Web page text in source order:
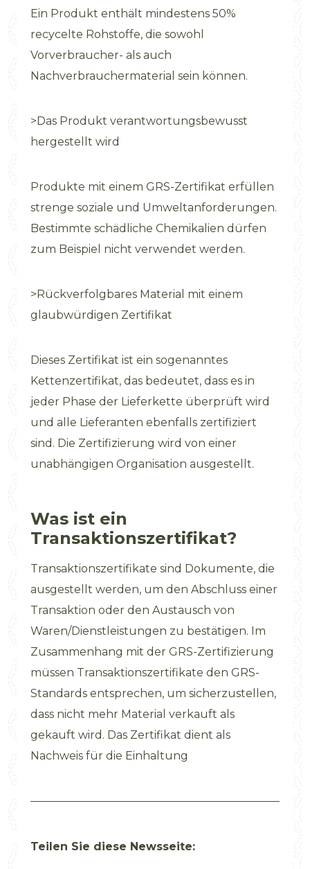
Ein Produkt enthält mindestens 50%
recycelte Rohstoffe, die sowohl
Vorverbraucher- als auch
Nachverbrauchermaterial sein können.
>Das Produkt verantwortungsbewusst
hergestellt wird
Produkte mit einem GRS-Zertifikat erfüllen
strenge soziale und Umweltanforderungen.
Bestimmte schädliche Chemikalien dürfen
zum Beispiel nicht verwendet werden.
>Rückverfolgbares Material mit einem
glaubwürdigen Zertifikat
Dieses Zertifikat ist ein sogenanntes
Kettenzertifikat, das bedeutet, dass es in
jeder Phase der Lieferkette überprüft wird
und alle Lieferanten ebenfalls zertifiziert
sind. Die Zertifizierung wird von einer
unabhängigen Organisation ausgestellt.
Was ist ein
Transaktionszertifikat?
Transaktionszertifikate sind Dokumente, die
ausgestellt werden, um den Abschluss einer
Transaktion oder den Austausch von
Waren/Dienstleistungen zu bestätigen. Im
Zusammenhang mit der GRS-Zertifizierung
müssen Transaktionszertifikate den GRS-
Standards entsprechen, um sicherzustellen,
dass nicht mehr Material verkauft als
gekauft wird. Das Zertifikat dient als
Nachweis für die Einhaltung
Teilen Sie diese Newsseite: